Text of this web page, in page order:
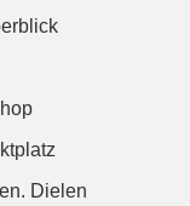
Dielen